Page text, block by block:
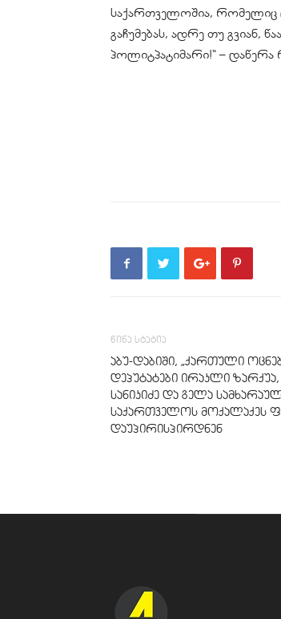
საქართველოშია, რომელიც
გაჩუმებას, ადრე თუ გვიან,
პოლიტპატიმარი!“ –
წინა სტატია
აბუ-დაბიში, „ქართული
დეპუტატები ირაკლი
სანიკიძე და გელა
საქართველოს მოქალაქეს
დაუპირისპირდნენ